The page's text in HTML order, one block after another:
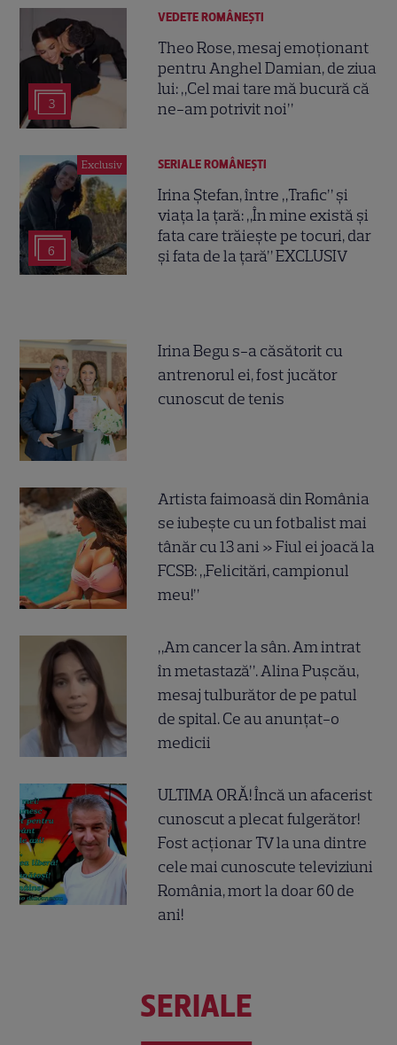
3
VEDETE ROMÂNEŞTI
Theo Rose, mesaj emoționant
pentru Anghel Damian, de ziua
lui: „Cel mai tare mă bucură că
ne-am potrivit noi”
Exclusiv
6
SERIALE ROMÂNEŞTI
Irina Ștefan, între „Trafic” și
viața la țară: „În mine există și
fata care trăiește pe tocuri, dar
și fata de la țară” EXCLUSIV
Irina Begu s-a căsătorit cu
antrenorul ei, fost jucător
cunoscut de tenis
Artista faimoasă din România
se iubește cu un fotbalist mai
tânăr cu 13 ani » Fiul ei joacă la
FCSB: „Felicitări, campionul
meu!”
„Am cancer la sân. Am intrat
în metastază”. Alina Pușcău,
mesaj tulburător de pe patul
de spital. Ce au anunțat-o
medicii
ULTIMA ORĂ! Încă un afacerist
cunoscut a plecat fulgerător!
Fost acționar TV la una dintre
cele mai cunoscute televiziuni
România, mort la doar 60 de
ani!
SERIALE